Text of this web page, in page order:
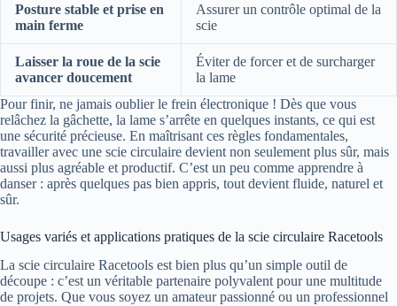
Posture stable et prise en
main ferme
Assurer un contrôle optimal de la
scie
Laisser la roue de la scie
avancer doucement
Éviter de forcer et de surcharger
la lame
Pour finir, ne jamais oublier le frein électronique ! Dès que vous
relâchez la gâchette, la lame s’arrête en quelques instants, ce qui est
une sécurité précieuse. En maîtrisant ces règles fondamentales,
travailler avec une scie circulaire devient non seulement plus sûr, mais
aussi plus agréable et productif. C’est un peu comme apprendre à
danser : après quelques pas bien appris, tout devient fluide, naturel et
sûr.
Usages variés et applications pratiques de la scie circulaire Racetools
La scie circulaire Racetools est bien plus qu’un simple outil de
découpe : c’est un véritable partenaire polyvalent pour une multitude
de projets. Que vous soyez un amateur passionné ou un professionnel